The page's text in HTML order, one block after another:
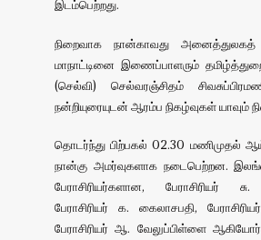
இடம்பெற்றது.
நிறைவாக நான்காவது அனைத்துலகத்
மாநாட்டினை இணைப்பாளரும் தமிழ்த்துறை
(செல்வி) செல்வரஞ்சிதம்
நன்றியுரையுடன் ஆரம்ப நிகழ்வுகள் யாவும்
தொடர்ந்து பிற்பகல் 02.30 மணிமுதல்
நான்கு அமர்வுகளாக நடைபெற்றன.
பேராசிரியர்களான, பேராசிரியர்
பேராசிரியர் க. கைலாசபதி,
பேராசிரியர் ஆ. வேலுப்பிள்ளை